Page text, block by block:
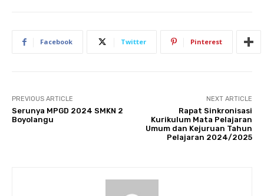
Facebook Twitter Pinterest
PREVIOUS ARTICLE
Serunya MPGD 2024 SMKN 2
Boyolangu
NEXT ARTICLE
Rapat Sinkronisasi
Kurikulum Mata Pelajaran
Umum dan Kejuruan Tahun
Pelajaran 2024/2025